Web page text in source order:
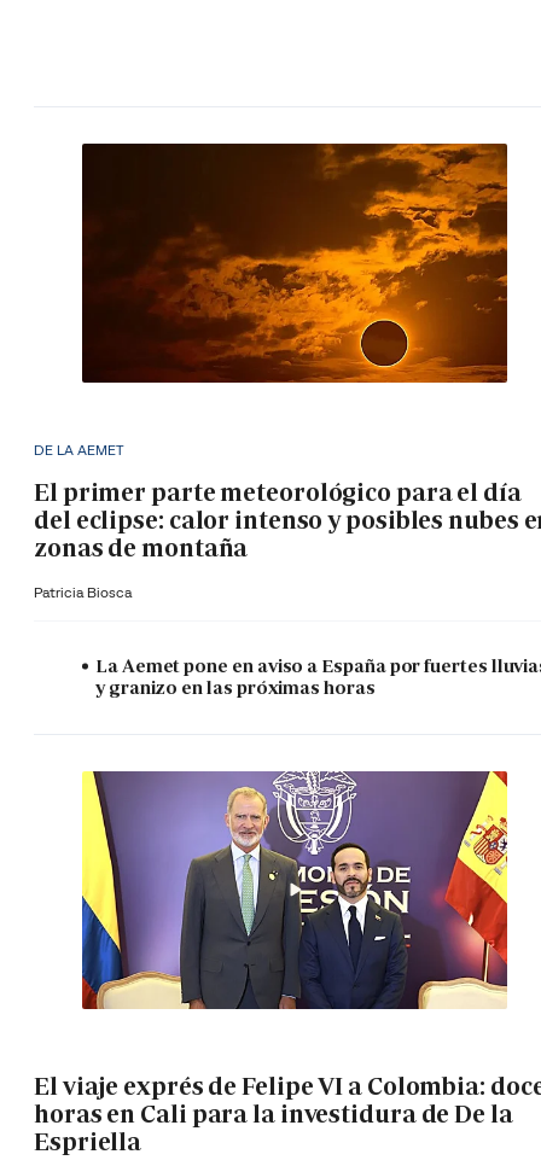
DE LA AEMET
El primer parte meteorológico para el día
del eclipse: calor intenso y posibles nubes
zonas de montaña
Patricia Biosca
La Aemet pone en aviso a España por fuertes
y granizo en las próximas horas
El viaje exprés de Felipe VI a Colombia:
horas en Cali para la investidura de De la
Espriella